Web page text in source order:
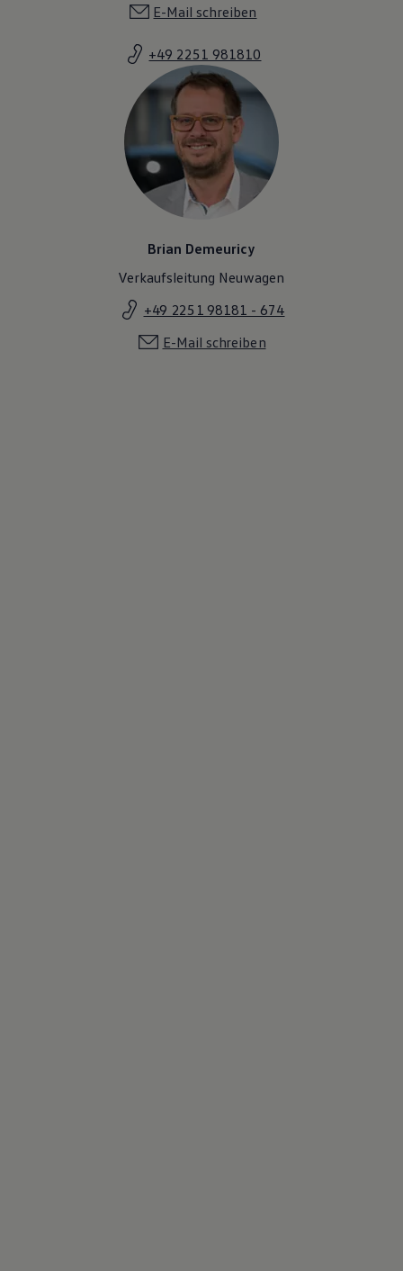
E-Mail schreiben
+49 2251 981810
Brian Demeuricy
Verkaufsleitung Neuwagen
+49 2251 98181 - 674
E-Mail schreiben